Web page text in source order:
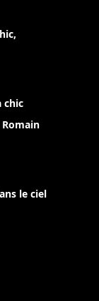
chic
Romain
le ciel